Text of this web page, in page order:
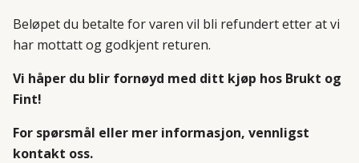
Beløpet du betalte for varen vil bli refundert etter at vi
har mottatt og godkjent returen.
Vi håper du blir fornøyd med ditt kjøp hos Brukt og
Fint!
For spørsmål eller mer informasjon, vennligst
kontakt oss.